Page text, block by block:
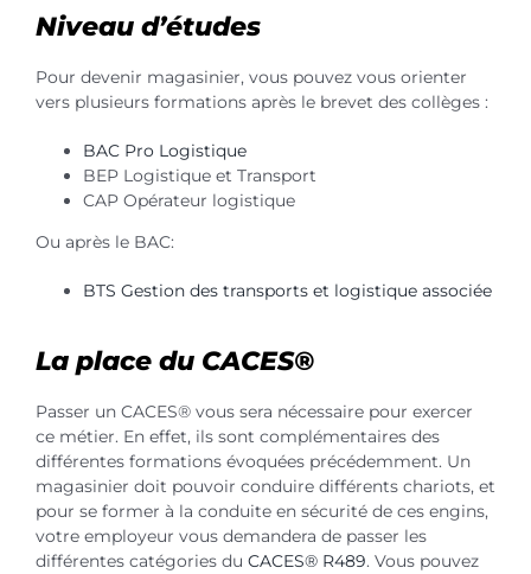
Niveau d’études
Pour devenir magasinier, vous pouvez vous orienter
vers plusieurs formations après le brevet des collèges :
BAC Pro Logistique
BEP Logistique et Transport
CAP Opérateur logistique
Ou après le BAC:
BTS Gestion des transports et logistique associée
La place du CACES®
Passer un CACES® vous sera nécessaire pour exercer
ce métier. En effet, ils sont complémentaires des
différentes formations évoquées précédemment. Un
magasinier doit pouvoir conduire différents chariots, et
pour se former à la conduite en sécurité de ces engins,
votre employeur vous demandera de passer les
différentes catégories du CACES® R489. Vous pouvez